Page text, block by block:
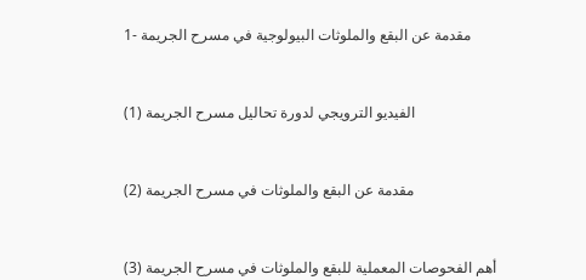
1- مقدمة عن البقع والملوثات البيولوجية في مسرح الجريمة
(1) الفيديو الترويجي لدورة تحاليل مسرح الجريمة
(2) مقدمة عن البقع والملوثات في مسرح الجريمة
(3) أهم الفحوصات المعملية للبقع والملوثات في مسرح الجريمة